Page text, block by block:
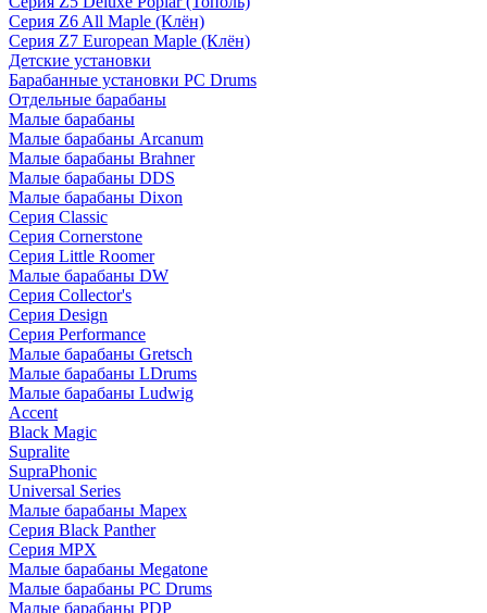
Серия Z6 All Maple (Клён)
Серия Z7 European Maple (Клён)
Детские установки
Барабанные установки PC Drums
Отдельные барабаны
Малые барабаны
Малые барабаны Arcanum
Малые барабаны Brahner
Малые барабаны DDS
Малые барабаны Dixon
Серия Classic
Серия Cornerstone
Серия Little Roomer
Малые барабаны DW
Серия Collector's
Серия Design
Серия Performance
Малые барабаны Gretsch
Малые барабаны LDrums
Малые барабаны Ludwig
Accent
Black Magic
Supralite
SupraPhonic
Universal Series
Малые барабаны Mapex
Серия Black Panther
Серия MPX
Малые барабаны Megatone
Малые барабаны PC Drums
Малые барабаны PDP